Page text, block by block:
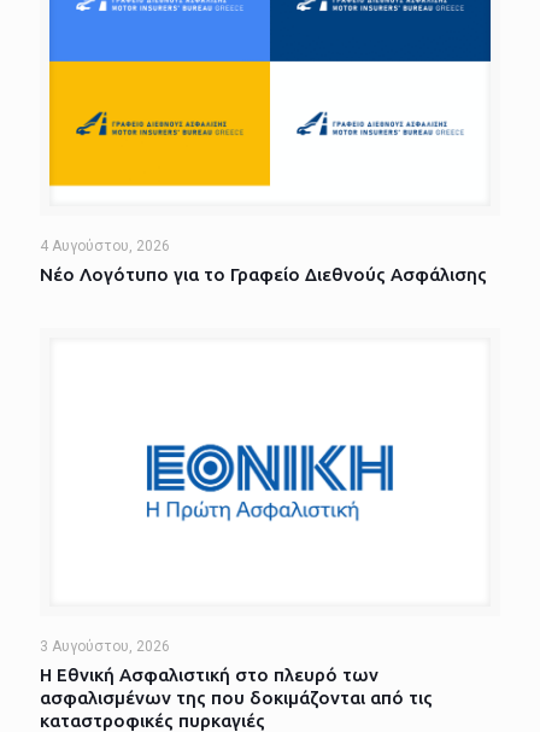
4 Αυγούστου, 2026
Νέο Λογότυπο για το Γραφείο Διεθνούς Ασφάλισης
3 Αυγούστου, 2026
Η Εθνική Ασφαλιστική στο πλευρό των
ασφαλισμένων της που δοκιμάζονται από τις
καταστροφικές πυρκαγιές